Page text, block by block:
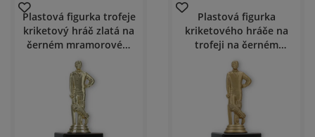
Plastová figurka trofeje
kriketový hráč zlatá na
černém mramorovém
podstavci
Plastová figurka
kriketového hráče na
trofeji na černém
mramorovém podstavci